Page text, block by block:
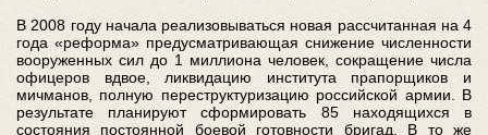
В 2008 году начала реализовываться новая рассчитанная на 4
года «реформа» предусматривающая снижение численности
вооруженных сил до 1 миллиона человек, сокращение числа
офицеров вдвое, ликвидацию института прапорщиков и
мичманов, полную переструктуризацию российской армии. В
результате планируют сформировать 85 находящихся в
состояния постоянной боевой готовности бригад. В то же